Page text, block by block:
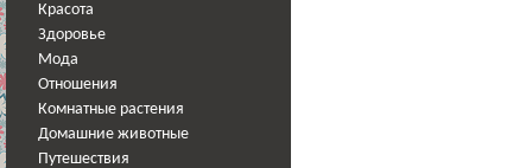
Красота
Здоровье
Мода
Отношения
Комнатные растения
Домашние животные
Путешествия